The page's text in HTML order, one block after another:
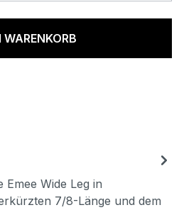
WARENKORB
Wide Leg in
7/8-Länge und dem